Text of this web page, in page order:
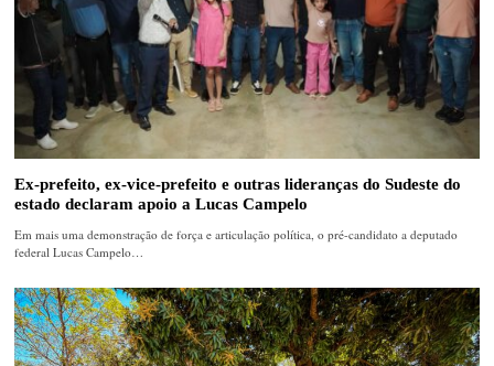
Ex-prefeito, ex-vice-prefeito e outras lideranças do Sudeste do
estado declaram apoio a Lucas Campelo
Em mais uma demonstração de força e articulação política, o pré-candidato a deputado
federal Lucas Campelo…